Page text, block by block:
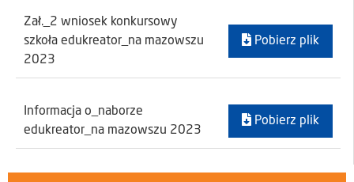
Zał._2 wniosek konkursowy
szkoła edukreator_na mazowszu
2023
Pobierz plik
Informacja o_naborze
edukreator_na mazowszu 2023
Pobierz plik